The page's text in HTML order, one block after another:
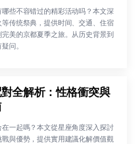
些不容错过的精彩活动吗？本文深
传统祭典，提供时间、交通、住宿
美的京都夏季之旅。从历史背景到
问。
全解析：性格衝突與
一起嗎？本文從星座角度深入探討
與優勢，提供實用建議化解價值觀